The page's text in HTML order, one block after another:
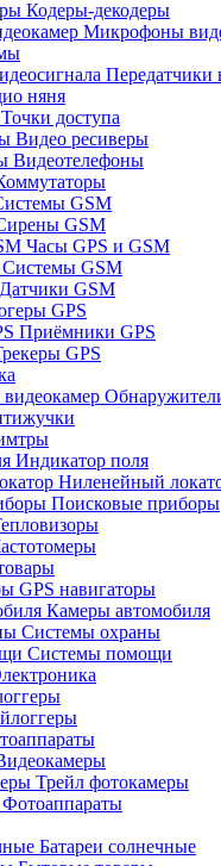
Кодеры-декодеры
Микрофоны
Передатчики
няня
Точки доступа
Видео ресиверы
Видеотелефоны
GSM
GSM
Часы GPS и GSM
Системы GSM
Датчики GSM
GPS
Приёмники GPS
GPS
Индикатор поля
Ниленейный
Поисковые приборы
GPS навигаторы
Камеры автомобиля
Системы охраны
Системы помощи
Трейл фотокамеры
Фотоаппараты
Батареи солнечные